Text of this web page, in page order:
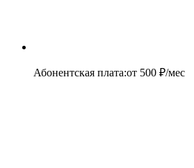
Абонентская плата:от 500 ₽/мес